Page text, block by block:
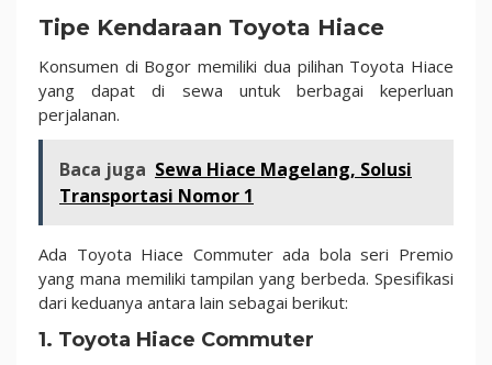
Tipe Kendaraan Toyota Hiace
Konsumen di Bogor memiliki dua pilihan Toyota Hiace
yang dapat di sewa untuk berbagai keperluan
perjalanan.
Baca juga Sewa Hiace Magelang, Solusi
Transportasi Nomor 1
Ada Toyota Hiace Commuter ada bola seri Premio
yang mana memiliki tampilan yang berbeda. Spesifikasi
dari keduanya antara lain sebagai berikut:
1. Toyota Hiace Commuter